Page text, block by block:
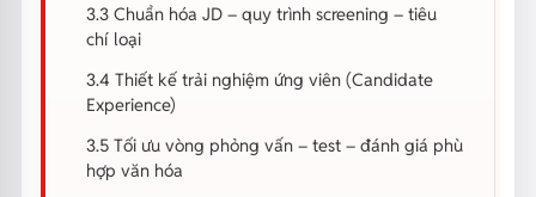
3.3 Chuẩn hóa JD – quy trình screening – tiêu
chí loại
3.4 Thiết kế trải nghiệm ứng viên (Candidate
Experience)
3.5 Tối ưu vòng phỏng vấn – test – đánh giá phù
hợp văn hóa